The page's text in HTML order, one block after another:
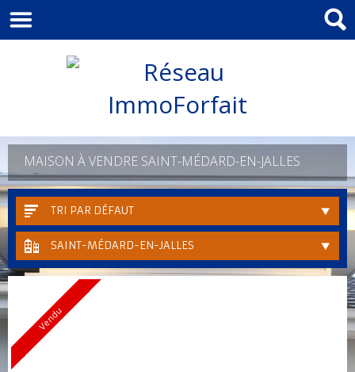
MAISON À VENDRE SAINT-MÉDARD-EN-JALLES
TRI PAR DÉFAUT
SAINT-MÉDARD-EN-JALLES
Vendu